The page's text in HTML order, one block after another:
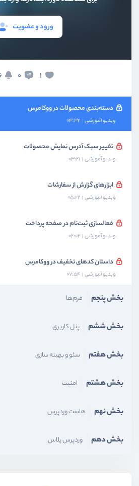
ورود و عضویت
1
0
ویدیو آموزشی
یک نکته مهم در مورد ماژول‌های جانبی
دسته‌بندی محصولات در ووکامرس
ویدیو آموزشی 03:32
تغییر سبک آدرس نمایش محصولات
ویدیو آموزشی 03:21
ابزارهای گزارش از سفارشات
ویدیو آموزشی 05:22
فعالسازی ثبت‌نام در صفحه پرداخت
ویدیو آموزشی 02:02
داستان کدهای تخفیف در ووکامرس
ویدیو آموزشی 07:54
بخش پنجم فرم‌ها
بخش ششم پنل کاربری
بخش هفتم سئو و بهینه سازی
بخش هشتم امنیت
بخش نهم هاست وردپرس
بخش دهم وردپرس پلاس